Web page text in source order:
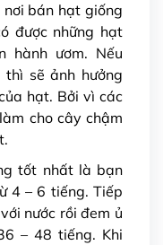
nơi bán hạt giống
được những hạt
hành ươm. Nếu
thì sẽ ảnh hưởng
hạt. Bởi vì các
cho cây chậm
tốt nhất là bạn
4 – 6 tiếng. Tiếp
nước rồi đem ủ
– 48 tiếng. Khi